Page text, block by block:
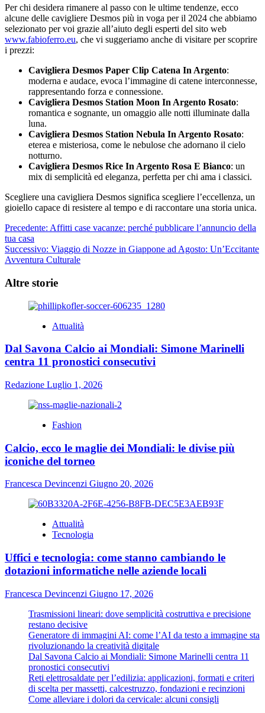
Per chi desidera rimanere al passo con le ultime tendenze, ecco
alcune delle cavigliere Desmos più in voga per il 2024 che abbiamo
selezionato per voi grazie all’aiuto degli esperti del sito web
www.fabioferro.eu, che vi suggeriamo anche di visitare per scoprire
i prezzi:
Cavigliera Desmos Paper Clip Catena In Argento:
moderna e audace, evoca l’immagine di catene interconnesse,
rappresentando forza e connessione.
Cavigliera Desmos Station Moon In Argento Rosato:
romantica e sognante, un omaggio alle notti illuminate dalla
luna.
Cavigliera Desmos Station Nebula In Argento Rosato:
eterea e misteriosa, come le nebulose che adornano il cielo
notturno.
Cavigliera Desmos Rice In Argento Rosa E Bianco: un
mix di semplicità ed eleganza, perfetta per chi ama i classici.
Scegliere una cavigliera Desmos significa scegliere l’eccellenza, un
gioiello capace di resistere al tempo e di raccontare una storia unica.
Navigazione
articolo
Precedente: Affitti case vacanze: perché pubblicare l’annuncio della
tua casa
Successivo: Viaggio di Nozze in Giappone ad Agosto: Un’Eccitante
Avventura Culturale
Altre storie
Attualità
Dal Savona Calcio ai Mondiali: Simone Marinelli
centra 11 pronostici consecutivi
Redazione Luglio 1, 2026
Fashion
Calcio, ecco le maglie dei Mondiali: le divise più
iconiche del torneo
Francesca Devincenzi Giugno 20, 2026
Attualità
Tecnologia
Uffici e tecnologia: come stanno cambiando le
dotazioni informatiche nelle aziende locali
Francesca Devincenzi Giugno 17, 2026
Trasmissioni lineari: dove semplicità costruttiva e precisione
restano decisive
Generatore di immagini AI: come l’AI da testo a immagine sta
rivoluzionando la creatività digitale
Dal Savona Calcio ai Mondiali: Simone Marinelli centra 11
pronostici consecutivi
Reti elettrosaldate per l’edilizia: applicazioni, formati e criteri
di scelta per massetti, calcestruzzo, fondazioni e recinzioni
Come alleviare i dolori da cervicale: alcuni consigli